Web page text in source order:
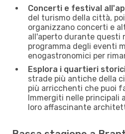
Concerti e festival
del turismo della città,
organizzano concerti e
all'aperto durante questi
programma degli eventi
enogastronomici per
Esplora i quartieri
strade più antiche della
più arricchenti che puoi
Immergiti nelle principali
loro affascinante